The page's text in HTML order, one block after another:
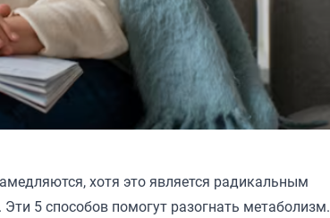
хотя это является радикальным
5 способов помогут разогнать метаболизм.